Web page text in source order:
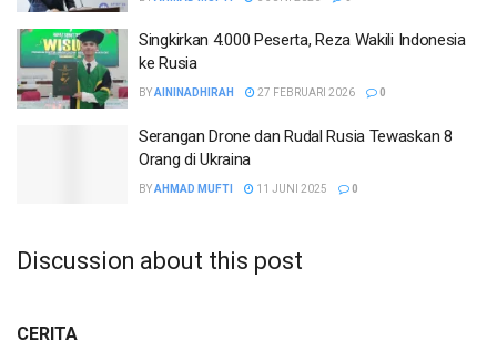
Singkirkan 4.000 Peserta, Reza Wakili Indonesia
ke Rusia
BYAININADHIRAH 27 FEBRUARI 2026 0
Serangan Drone dan Rudal Rusia Tewaskan 8
Orang di Ukraina
BYAHMAD MUFTI 11 JUNI 2025 0
Discussion about this post
CERITA